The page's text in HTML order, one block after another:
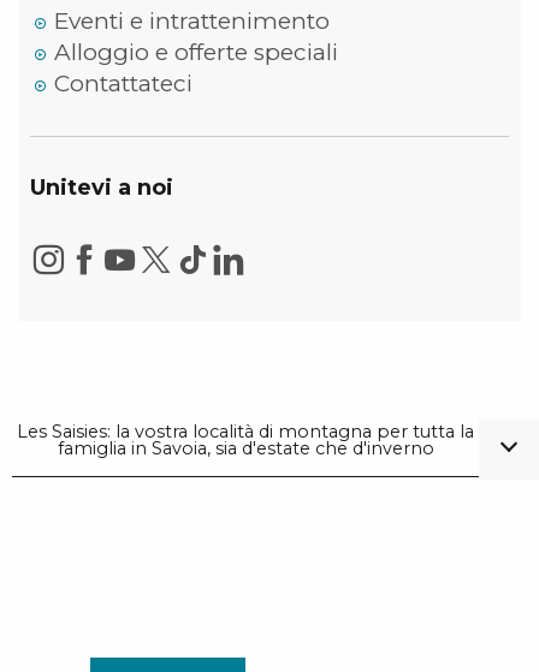
Eventi e intrattenimento
Alloggio e offerte speciali
Contattateci
Unitevi a noi
Les Saisies: la vostra località di montagna per tutta la
famiglia in Savoia, sia d'estate che d'inverno